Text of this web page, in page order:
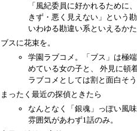
「風紀委員に好かれるために
きず・悪く見えない」という勘
いわゆる勘違い系といえるか
ブスに花束を。
学園ラブコメ。「ブス」は極
めている女の子と、 外見に頓
ラブコメとしては割と面白そ
まったく最近の探偵ときたら
なんとなく「銀魂」っぽい風
雰囲気があわず1話のみ。